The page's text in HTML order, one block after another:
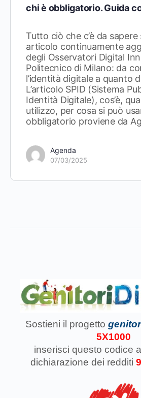
chi è obbligatorio. Guida
Tutto ciò che c’è da sapere
articolo continuamente
degli Osservatori Digital
Politecnico di Milano: da
l’identità digitale a quanto
L’articolo SPID (Sistema
Identità Digitale), cos’è,
utilizzo, per cosa si può
obbligatorio proviene da
Agenda
07/03/2025
Sostieni il progetto
5X1000
inserisci questo codice
dichiarazione dei redditi